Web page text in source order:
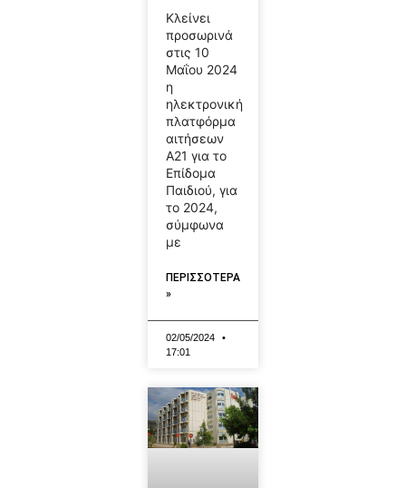
Κλείνει
προσωρινά
στις 10
Μαΐου 2024
η
ηλεκτρονική
πλατφόρμα
αιτήσεων
Α21 για το
Επίδομα
Παιδιού, για
το 2024,
σύμφωνα
με
ΠΕΡΙΣΣΟΤΕΡΑ
»
02/05/2024
17:01